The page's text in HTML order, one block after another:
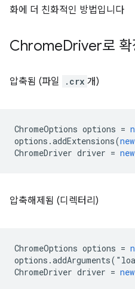
화에 더 친화적인 방법입니다
ChromeDriver로 확
압축됨 (파일 .crx 개)
ChromeOptions options =
options .addExtensions(new
ChromeDriver driver = new
압축해제됨 (디렉터리)
ChromeOptions options =
options .addArguments( "
ChromeDriver driver = new